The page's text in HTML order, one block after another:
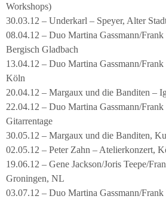
Workshops)
30.03.12 – Underkarl – Speyer, Alter
08.04.12 – Duo Martina Gassmann/
Bergisch Gladbach
13.04.12 – Duo Martina Gassmann/
Köln
20.04.12 – Margaux und die Banditen –
22.04.12 – Duo Martina Gassmann/
Gitarrentage
30.05.12 – Margaux und die Banditen,
02.05.12 – Peter Zahn – Atelierkonzert,
19.06.12 – Gene Jackson/Joris Teepe/
Groningen, NL
03.07.12 – Duo Martina Gassmann/